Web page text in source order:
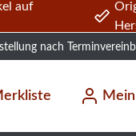
auf
nach